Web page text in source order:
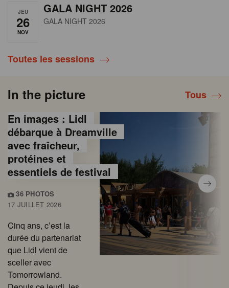
JEU
26
NOV
GALA NIGHT 2026
GALA NIGHT 2026
Toutes les sessions
In the picture Tous
En images : Lidl
débarque à Dreamville
avec fraîcheur,
protéines et
essentiels de festival
36 PHOTOS
17 JUILLET 2026
Cinq ans, c’est la
durée du partenariat
que Lidl vient de
sceller avec
Tomorrowland.